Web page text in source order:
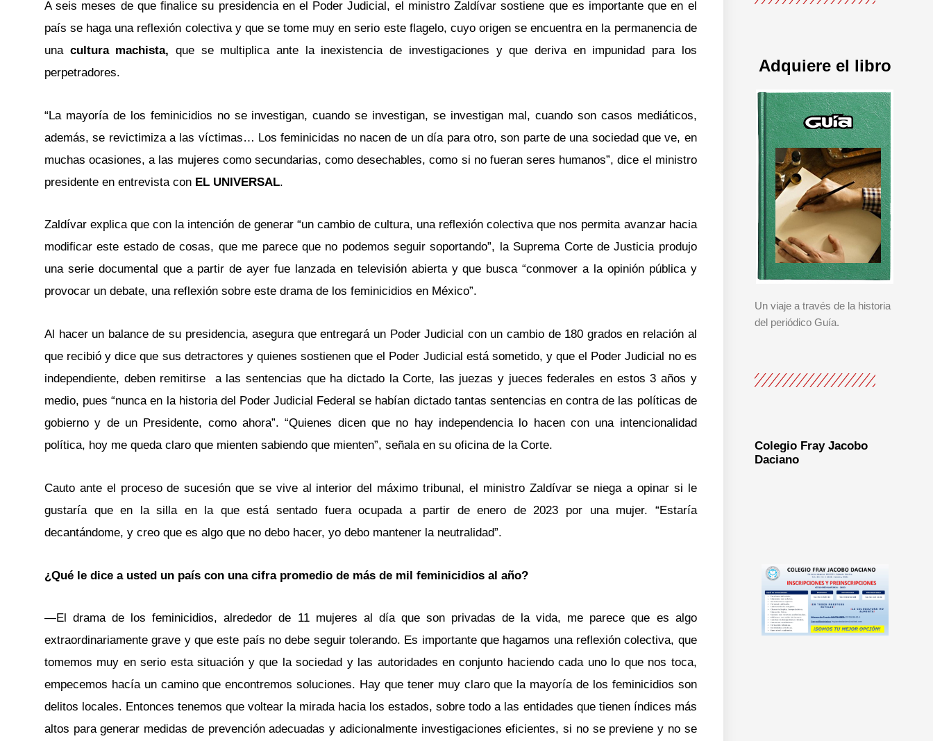
A seis meses de que finalice su presidencia en el Poder Judicial, el ministro Zaldívar sostiene que es importante que en el
país se haga una reflexión colectiva y que se tome muy en serio este flagelo, cuyo origen se encuentra en la permanencia de
una cultura machista, que se multiplica ante la inexistencia de investigaciones y que deriva en impunidad para los
perpetradores.
“La mayoría de los feminicidios no se investigan, cuando se investigan, se investigan mal, cuando son casos mediáticos,
además, se revictimiza a las víctimas… Los feminicidas no nacen de un día para otro, son parte de una sociedad que ve, en
muchas ocasiones, a las mujeres como secundarias, como desechables, como si no fueran seres humanos”, dice el ministro
presidente en entrevista con EL UNIVERSAL.
Zaldívar explica que con la intención de generar “un cambio de cultura, una reflexión colectiva que nos permita avanzar hacia
modificar este estado de cosas, que me parece que no podemos seguir soportando”, la Suprema Corte de Justicia produjo
una serie documental que a partir de ayer fue lanzada en televisión abierta y que busca “conmover a la opinión pública y
provocar un debate, una reflexión sobre este drama de los feminicidios en México”.
Al hacer un balance de su presidencia, asegura que entregará un Poder Judicial con un cambio de 180 grados en relación al
que recibió y dice que sus detractores y quienes sostienen que el Poder Judicial está sometido, y que el Poder Judicial no es
independiente, deben remitirse a las sentencias que ha dictado la Corte, las juezas y jueces federales en estos 3 años y
medio, pues “nunca en la historia del Poder Judicial Federal se habían dictado tantas sentencias en contra de las políticas de
gobierno y de un Presidente, como ahora”. “Quienes dicen que no hay independencia lo hacen con una intencionalidad
política, hoy me queda claro que mienten sabiendo que mienten”, señala en su oficina de la Corte.
Cauto ante el proceso de sucesión que se vive al interior del máximo tribunal, el ministro Zaldívar se niega a opinar si le
gustaría que en la silla en la que está sentado fuera ocupada a partir de enero de 2023 por una mujer. “Estaría
decantándome, y creo que es algo que no debo hacer, yo debo mantener la neutralidad”.
¿Qué le dice a usted un país con una cifra promedio de más de mil feminicidios al año?
—El drama de los feminicidios, alrededor de 11 mujeres al día que son privadas de la vida, me parece que es algo
extraordinariamente grave y que este país no debe seguir tolerando. Es importante que hagamos una reflexión colectiva, que
tomemos muy en serio esta situación y que la sociedad y las autoridades en conjunto haciendo cada uno lo que nos toca,
empecemos hacía un camino que encontremos soluciones. Hay que tener muy claro que la mayoría de los feminicidios son
delitos locales. Entonces tenemos que voltear la mirada hacia los estados, sobre todo a las entidades que tienen índices más
altos para generar medidas de prevención adecuadas y adicionalmente investigaciones eficientes, si no se previene y no se
Adquiere el libro
Un viaje a través de la historia
del periódico Guía.
Colegio Fray Jacobo
Daciano